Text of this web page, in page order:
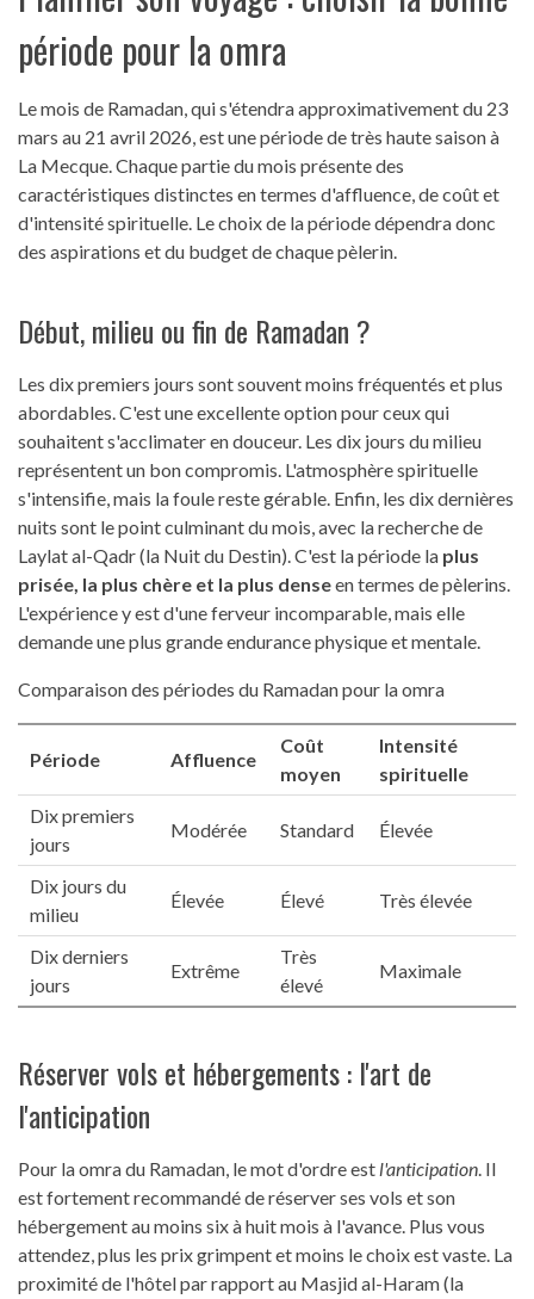
période pour la omra
Le mois de Ramadan, qui s'étendra approximativement du 23
mars au 21 avril 2026, est une période de très haute saison à
La Mecque. Chaque partie du mois présente des
caractéristiques distinctes en termes d'affluence, de coût et
d'intensité spirituelle. Le choix de la période dépendra donc
des aspirations et du budget de chaque pèlerin.
Début, milieu ou fin de Ramadan ?
Les dix premiers jours sont souvent moins fréquentés et plus
abordables. C'est une excellente option pour ceux qui
souhaitent s'acclimater en douceur. Les dix jours du milieu
représentent un bon compromis. L'atmosphère spirituelle
s'intensifie, mais la foule reste gérable. Enfin, les dix dernières
nuits sont le point culminant du mois, avec la recherche de
Laylat al-Qadr (la Nuit du Destin). C'est la période la plus
prisée, la plus chère et la plus denseen termes de pèlerins.
L'expérience y est d'une ferveur incomparable, mais elle
demande une plus grande endurance physique et mentale.
Comparaison des périodes du Ramadan pour la omra
Période Affluence
Coût
moyen
Intensité
spirituelle
Dix premiers
jours
Modérée Standard Élevée
Dix jours du
milieu
Élevée Élevé Très élevée
Dix derniers
jours
Extrême
Très
élevé
Maximale
Réserver vols et hébergements : l'art de
l'anticipation
Pour la omra du Ramadan, le mot d'ordre est l'anticipation. Il
est fortement recommandé de réserver ses vols et son
hébergement au moins six à huit mois à l'avance. Plus vous
attendez, plus les prix grimpent et moins le choix est vaste. La
proximité de l'hôtel par rapport au Masjid al-Haram (la